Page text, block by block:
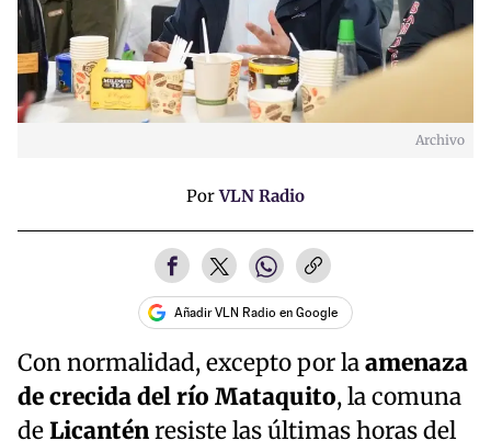
Archivo
PorVLN Radio
Añadir VLN Radio en Google
Con normalidad, excepto por laamenaza
de crecida del río Mataquito, la comuna
deLicanténresiste las últimas horas del